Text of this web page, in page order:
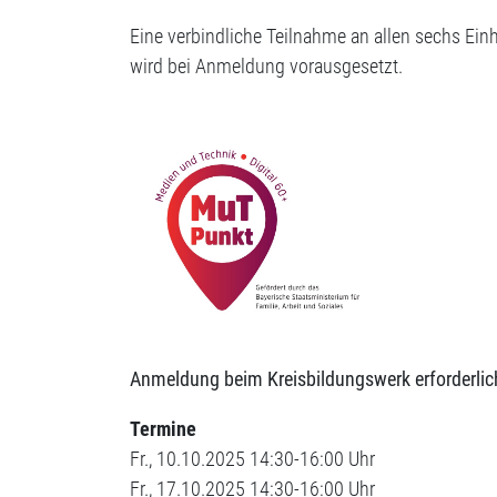
Eine verbindliche Teilnahme an allen sechs
wird bei Anmeldung vorausgesetzt.
Anmeldung beim Kreisbildungswerk
Termine
Fr., 10.10.2025 14:30-16:00 Uhr
Fr., 17.10.2025 14:30-16:00 Uhr